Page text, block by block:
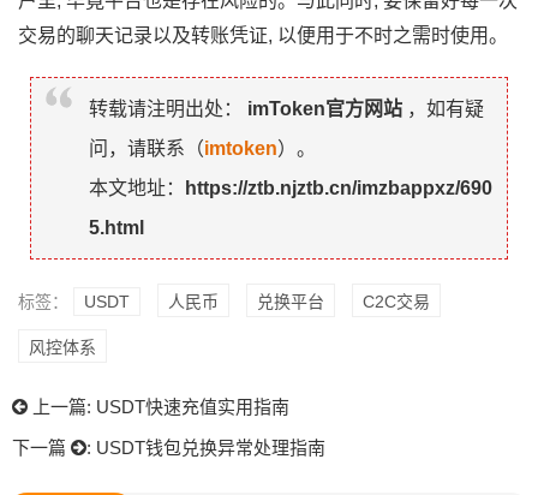
交易的聊天记录以及转账凭证, 以便用于不时之需时使用。
转载请注明出处： imToken官方网站 ，如有疑
问，请联系（imtoken）。
本文地址：
https://ztb.njztb.cn/imzbappxz/690
5.html
标签： USDT 人民币 兑换平台 C2C交易
风控体系
上一篇: USDT快速充值实用指南
下一篇
: USDT钱包兑换异常处理指南